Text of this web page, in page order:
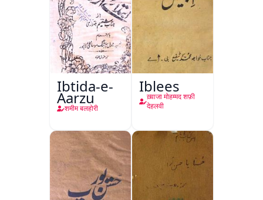
Ibtida-e-
Aarzu
शमीम बलहोरी
Iblees
ख़्वाजा मोहम्मद शफ़ी
देहलवी